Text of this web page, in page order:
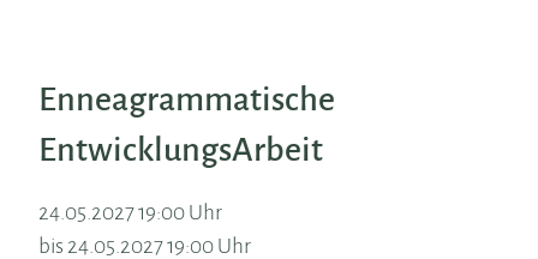
Enneagrammatische
EntwicklungsArbeit
24.05.2027 19:00 Uhr
bis 24.05.2027 19:00 Uhr